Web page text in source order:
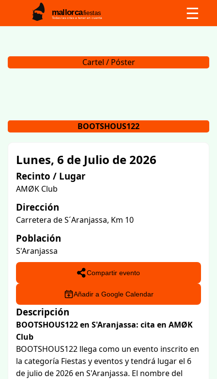
mallorcafiestas
Todas las citas a tener en cuenta ☰
Cartel / Póster
BOOTSHOUS122
Lunes, 6 de Julio de 2026
Recinto / Lugar
AMØK Club
Dirección
Carretera de S´Aranjassa, Km 10
Población
S'Aranjassa
Compartir evento
Añadir a Google Calendar
Descripción
BOOTSHOUS122 en S'Aranjassa: cita en AMØK
Club
BOOTSHOUS122 llega como un evento inscrito en
la categoría Fiestas y eventos y tendrá lugar el 6
de julio de 2026 en S'Aranjassa. El nombre del